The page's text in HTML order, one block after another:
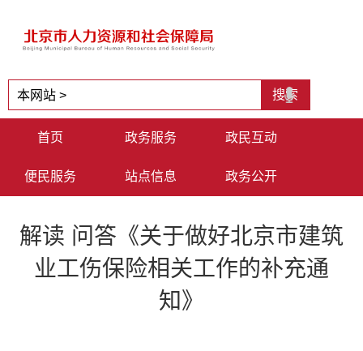
首页 政务服务 政民互动
便民服务 站点信息 政务公开
解读 问答《关于做好北京市建筑
业工伤保险相关工作的补充通
知》